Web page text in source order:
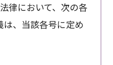
律において、次の各
、当該各号に定め